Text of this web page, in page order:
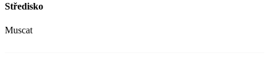
Středisko
Muscat